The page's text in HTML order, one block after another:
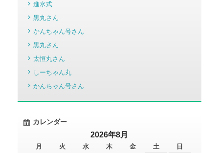
進水式
黒丸さん
かんちゃん号さん
黒丸さん
太恒丸さん
しーちゃん丸
かんちゃん号さん
カレンダー
2026年8月
月 火 水 木 金 土 日